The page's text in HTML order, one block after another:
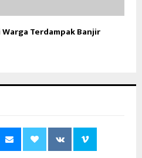
Terdampak Banjir